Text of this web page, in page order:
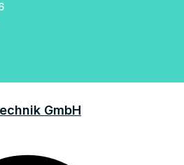
GmbH